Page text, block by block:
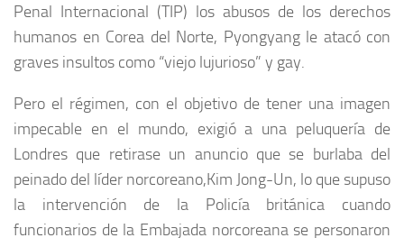
Penal Internacional (TIP) los abusos de los derechos
humanos en Corea del Norte, Pyongyang le atacó con
graves insultos como “viejo lujurioso” y gay.
Pero el régimen, con el objetivo de tener una imagen
impecable en el mundo, exigió a una peluquería de
Londres que retirase un anuncio que se burlaba del
peinado del líder norcoreano,Kim Jong-Un, lo que supuso
la intervención de la Policía británica cuando
funcionarios de la Embajada norcoreana se personaron